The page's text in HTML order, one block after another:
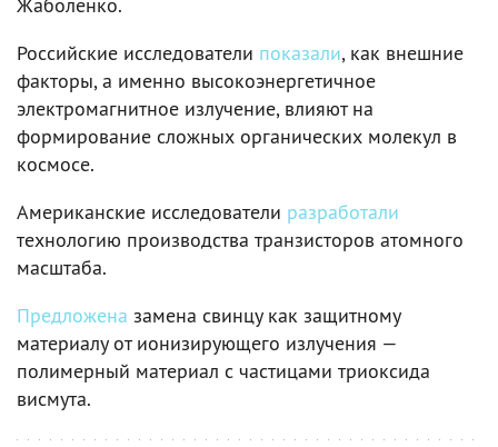
Российские исследователи показали, как внешние
факторы, а именно высокоэнергетичное
электромагнитное излучение, влияют на
формирование сложных органических молекул в
космосе.
Американские исследователи разработали
технологию производства транзисторов атомного
масштаба.
Предложена замена свинцу как защитному
материалу от ионизирующего излучения —
полимерный материал с частицами триоксида
висмута.